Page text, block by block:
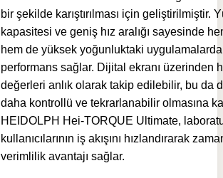
bir şekilde karıştırılması için geliştirilmiştir.
kapasitesi ve geniş hız aralığı sayesinde
hem de yüksek yoğunluktaki
performans sağlar. Dijital ekranı üzerinden
değerleri anlık olarak takip edilebilir, bu da
daha kontrollü ve tekrarlanabilir olmasına
HEIDOLPH Hei-TORQUE Ultimate,
kullanıcılarının iş akışını hızlandırarak
verimlilik avantajı sağlar.